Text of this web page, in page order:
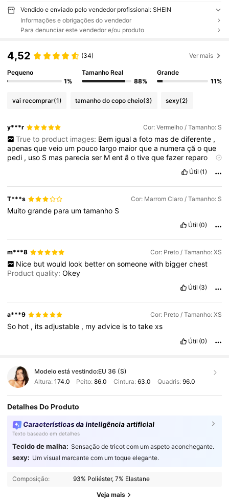
Vendido e enviado pelo vendedor profissional: SHEIN
Informações e obrigações do vendedor
Para denunciar este vendedor e/ou produto
4,52 (34) Ver mais
Pequeno
1%
Tamanho Real
88%
Grande
11%
vai recomprar(1) tamanho do copo cheio(3) sexy(2)
y***r Cor: Vermelho / Tamanho: S
True to product images: Bem igual a foto mas de diferente ,
apenasqueveio um pouco largo maiorquea numeraçãoque
pedi , uso S mas pareciaser Mentãotivequefazer reparo
mais
nã odeixa
deserlindoenãofoiumproblema.
Útil (1)
T***s Cor: Marrom Claro / Tamanho: S
Muitogrande para umtamanho S
Útil (0)
m***8 Cor: Preto / Tamanho: XS
Nice but would look better on someone with bigger chest
Product quality:Okey
Útil (3)
a***9 Cor: Preto / Tamanho: XS
So hot , itsadjustable , myadvice istotakexs
Útil (0)
Modelo está vestindo:EU 36 (S)
Altura: 174.0 Peito:86.0 Cintura: 63.0 Quadris: 96.0
Detalhes Do Produto
Características da inteligência artificial
Texto baseado em detalhes
Tecido de malha: Sensação de tricot com um aspeto aconchegante.
sexy: Um visual marcante com um toque elegante.
Composição: 93% Poliéster, 7% Elastane
Veja mais